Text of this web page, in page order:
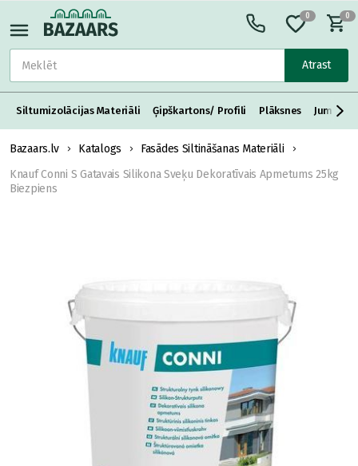
Atrast
0 0
Siltumizolācijas Materiāli Ģipškartons/ Profili Plāksnes Jumta
Bazaars.lv Katalogs
Fasādes Siltināšanas Materiāli
Knauf Conni S Gatavais Silikona Sveķu Dekoratīvais Apmetums 25kg
Biezpiens